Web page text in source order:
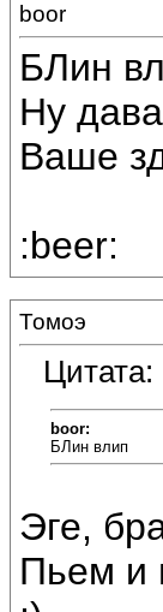
boor
БЛин
Ну
Ваше
:beer:
Томоэ
Цитата:
boor:
БЛин влип
Эге,
Пьем и